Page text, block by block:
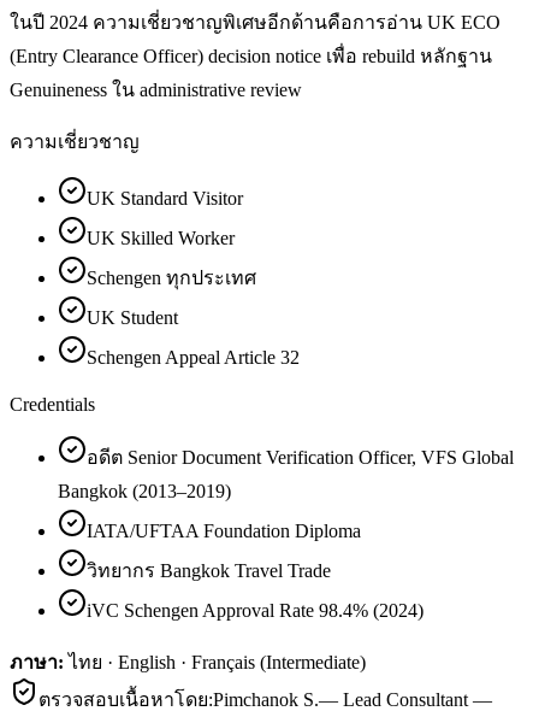
ในปี 2024 ความเชี่ยวชาญพิเศษอีกด้านคือการอ่าน UK ECO
(Entry Clearance Officer) decision notice เพื่อ rebuild หลักฐาน
Genuineness ใน administrative review
ความเชี่ยวชาญ
UK Standard Visitor
UK Skilled Worker
Schengen ทุกประเทศ
UK Student
Schengen Appeal Article 32
Credentials
อดีต Senior Document Verification Officer, VFS Global
Bangkok (2013–2019)
IATA/UFTAA Foundation Diploma
วิทยากร Bangkok Travel Trade
iVC Schengen Approval Rate 98.4% (2024)
ภาษา: ไทย · English · Français (Intermediate)
ตรวจสอบเนื้อหาโดย:Pimchanok S.— Lead Consultant —